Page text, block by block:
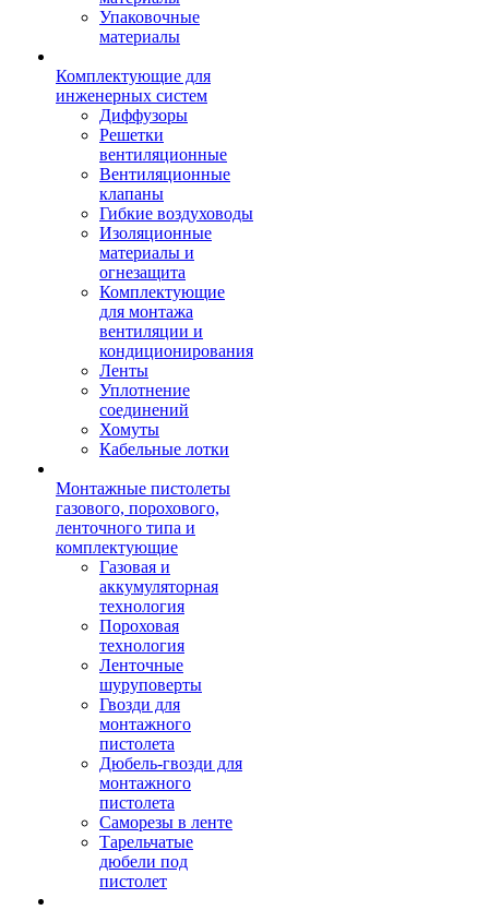
Упаковочные
материалы
Комплектующие для
инженерных систем
Диффузоры
Решетки
вентиляционные
Вентиляционные
клапаны
Гибкие воздуховоды
Изоляционные
материалы и
огнезащита
Комплектующие
для монтажа
вентиляции и
кондиционирования
Ленты
Уплотнение
соединений
Хомуты
Кабельные лотки
Монтажные пистолеты
газового, порохового,
ленточного типа и
комплектующие
Газовая и
аккумуляторная
технология
Пороховая
технология
Ленточные
шуруповерты
Гвозди для
монтажного
пистолета
Дюбель-гвозди для
монтажного
пистолета
Саморезы в ленте
Тарельчатые
дюбели под
пистолет